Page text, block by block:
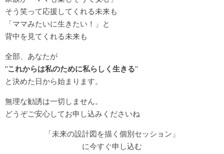
そう笑って応援してくれる未来も
「ママみたいに生きたい！」と
背中を見てくれる未来も
全部、あなたが
"これからは私のために私らしく生きる"
と決めた日から始まります。
無理な勧誘は一切しません。
どうぞご安心してお申し込みくださいね
「未来の設計図を描く個別セッション」
に今すぐ申し込む